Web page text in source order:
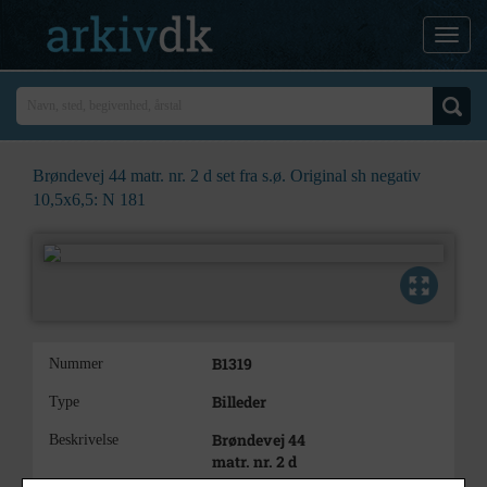
Brøndevej 44 matr. nr. 2 d set fra s.ø. Original sh negativ
10,5x6,5: N 181
Nummer B1319
Type Billeder
Beskrivelse
Brøndevej 44
matr. nr. 2 d